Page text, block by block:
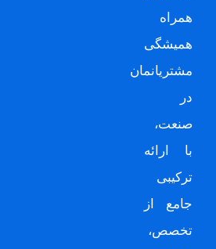
همراه
همیشگی
مشتریانمان
در
صنعت،
با ارائه
ترکیبی
جامع از
تخصص،